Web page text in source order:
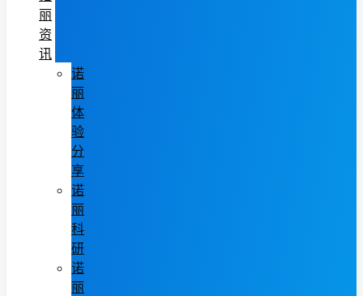
丽
资
讯
诺
丽
体
验
分
享
诺
丽
科
研
诺
丽